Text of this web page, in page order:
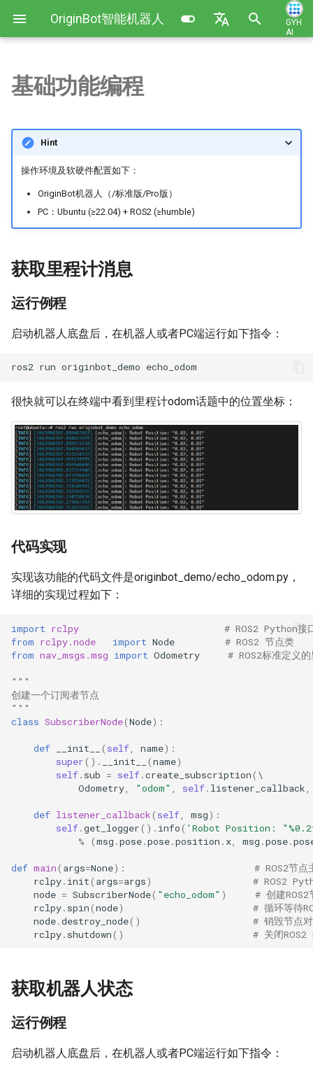
OriginBot智能机器人
初
GYH
AI
套件清单
资料链接
接口说明
常用软件
镜像安装与备份
控制器固件安装
电脑端环境配置
搭建开发环境
代码开发方法
机器人启动与参数配置
机器人遥控与可视化
相机驱动与可视化
雷达驱动与可视化
IMU驱动与可视化
机器人参数动态监控
机器人里程计校准
机器人充电方法
通信协议说明
实时操作系统RTOS配置
EKF多传感器融合定位
WebViz可视化
获取里程计消息
运行例程
代码实现
获取机器人状态
运行例程
代码实现
控制蜂鸣器
运行例程
代码实现
控制LED
运行例程
代码实现
发布速度指令
运行例程
代码实现
芯启开发板
参与贡献
更新日志
基础功能编程
Hint
操作环境及软硬件配置如下：
OriginBot机器人（/标准版/Pro版）
PC：Ubuntu (≥22.04) + ROS2 (≥humble)
获取里程计消息
运行例程
启动机器人底盘后，在机器人或者PC端运行如下指令：
ros2 run originbot_demo
很快就可以在终端中看到里程计odom话题中的位置坐标：
代码实现
实现该功能的代码文件是originbot_demo/echo_odom.py，
详细的实现过程如下：
import rclpy
# ROS2 Python接
from rclpy.node import Node
# ROS2 节点类
from nav_msgs.msg import Odometry # ROS2标准定义
"""
创建一个订阅者节点
"""
class SubscriberNode(Node):
def __init__ ( self, name):
super() . __init__ (name)
self. sub = self.create_subscription(
Odometry, "odom" , self. listener_callback,
def listener_callback( self, msg):
self.get_logger() . info( 'Robot Position: "
%
(msg .pose.pose.position . x, msg .pose.
def main( args=None):
# ROS2节点
rclpy. init( args=args)
# ROS2
node = SubscriberNode( "echo_odom" )
# 创建ROS2
rclpy. spin(node)
# 循环等待
node.destroy_node()
# 销毁节点
rclpy. shutdown() # 关闭
获取机器人状态
运行例程
启动机器人底盘后，在机器人或者PC端运行如下指令：